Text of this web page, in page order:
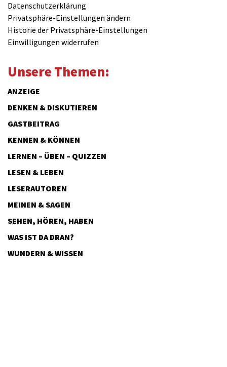
Datenschutzerklärung
Privatsphäre-Einstellungen ändern
Historie der Privatsphäre-Einstellungen
Einwilligungen widerrufen
Unsere Themen:
ANZEIGE
DENKEN & DISKUTIEREN
GASTBEITRAG
KENNEN & KÖNNEN
LERNEN – ÜBEN – QUIZZEN
LESEN & LEBEN
LESERAUTOREN
MEINEN & SAGEN
SEHEN, HÖREN, HABEN
WAS IST DA DRAN?
WUNDERN & WISSEN